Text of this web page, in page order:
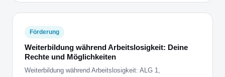
Förderung
Weiterbildung während Arbeitslosigkeit: Deine
Rechte und Möglichkeiten
Weiterbildung während Arbeitslosigkeit: ALG 1,